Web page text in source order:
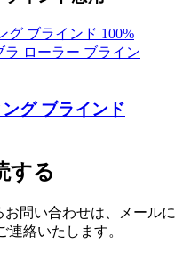
グ ブラインド
する
問い合わせは、メールに
絡いたします。